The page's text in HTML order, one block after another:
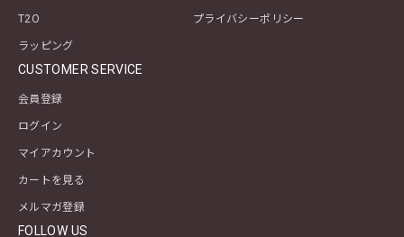
T2O
ラッピング
プライバシーポリシー
CUSTOMER SERVICE
会員登録
ログイン
マイアカウント
カートを見る
メルマガ登録
FOLLOW US